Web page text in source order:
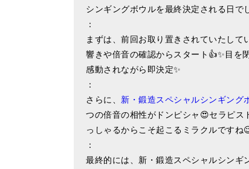
シンギングボウルを最終決定される日で
：
まずは、前回お取り置きされていたして
響きや倍音の確認からスタート👍✨目を
感動されながら即決定✨
：
さらに、 新・鍛造スペシャルシンギング
つの倍音の相性がドンピシャ😍セラピス
っしゃるからこそ起こるミラクルですね
：
最終的には、新・鍛造スペシャルシンギ